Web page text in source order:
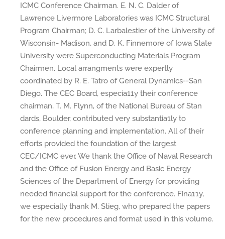
ICMC Conference Chairman. E. N. C. Dalder of
Lawrence Livermore Laboratories was ICMC Structural
Program Chairman; D. C. Larbalestier of the University of
Wisconsin- Madison, and D. K. Finnemore of Iowa State
University were Superconducting Materials Program
Chairmen. Local arrangments were expertly
coordinated by R. E. Tatro of General Dynamics--San
Diego. The CEC Board, especia11y their conference
chairman, T. M. Flynn, of the National Bureau of Stan
dards, Boulder, contributed very substantia1ly to
conference planning and implementation. All of their
efforts provided the foundation of the largest
CEC/ICMC ever. We thank the Office of Naval Research
and the Office of Fusion Energy and Basic Energy
Sciences of the Department of Energy for providing
needed financial support for the conference. Fina11y,
we especially thank M. Stieg, who prepared the papers
for the new procedures and format used in this volume.